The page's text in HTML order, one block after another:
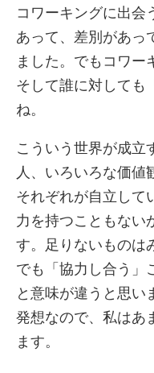
コワーキングに出
あって、差別があっ
ました。でもコワー
そして誰に対しても
ね。
こういう世界が成
人、いろいろな価値
それぞれが自立して
力を持つこともない
す。足りないものは
でも「協力し合う」
と意味が違うと思
発想なので、私はあ
ます。